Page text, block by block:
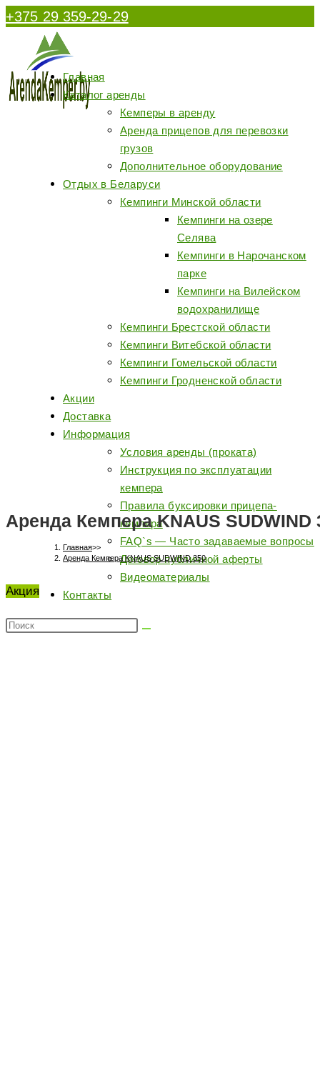
Перейти
к
содержимому
+375 29 359-29-29
Главная
Каталог аренды
Кемперы в аренду
Аренда прицепов для перевозки
грузов
Дополнительное оборудование
Отдых в Беларуси
Кемпинги Минской области
Кемпинги на озере
Селява
Кемпинги в Нарочанском
парке
Кемпинги на Вилейском
водохранилище
Кемпинги Брестской области
Кемпинги Витебской области
Кемпинги Гомельской области
Кемпинги Гродненской области
Акции
Доставка
Информация
Условия аренды (проката)
Инструкция по эксплуатации
кемпера
Правила буксировки прицепа-
кемпера
FAQ`s — Часто задаваемые вопросы
Договор публичной аферты
Видеоматериалы
Контакты
Аренда Кемпера KNAUS SUDWIND
Главная>>
Аренда Кемпера KNAUS SUDWIND 350
Акция